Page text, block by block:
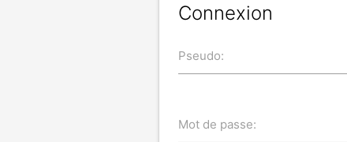
Connexion
Pseudo:
Mot de passe: